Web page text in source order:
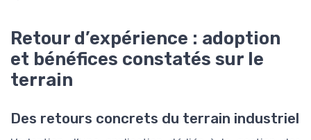
Retour d’expérience : adoption
et bénéfices constatés sur le
terrain
Des retours concrets du terrain industriel